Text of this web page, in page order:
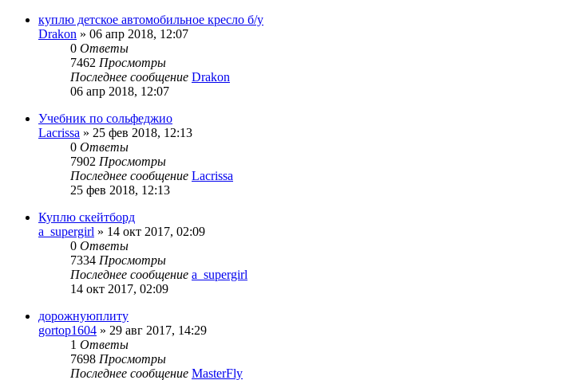
куплю детское автомобильное кресло б/у
Drakon » 06 апр 2018, 12:07
0 Ответы
7462 Просмотры
Последнее сообщение Drakon
06 апр 2018, 12:07
Учебник по сольфеджио
Lacrissa » 25 фев 2018, 12:13
0 Ответы
7902 Просмотры
Последнее сообщение Lacrissa
25 фев 2018, 12:13
Куплю скейтборд
a_supergirl » 14 окт 2017, 02:09
0 Ответы
7334 Просмотры
Последнее сообщение a_supergirl
14 окт 2017, 02:09
дорожнуюплиту
gortop1604 » 29 авг 2017, 14:29
1 Ответы
7698 Просмотры
Последнее сообщение MasterFly